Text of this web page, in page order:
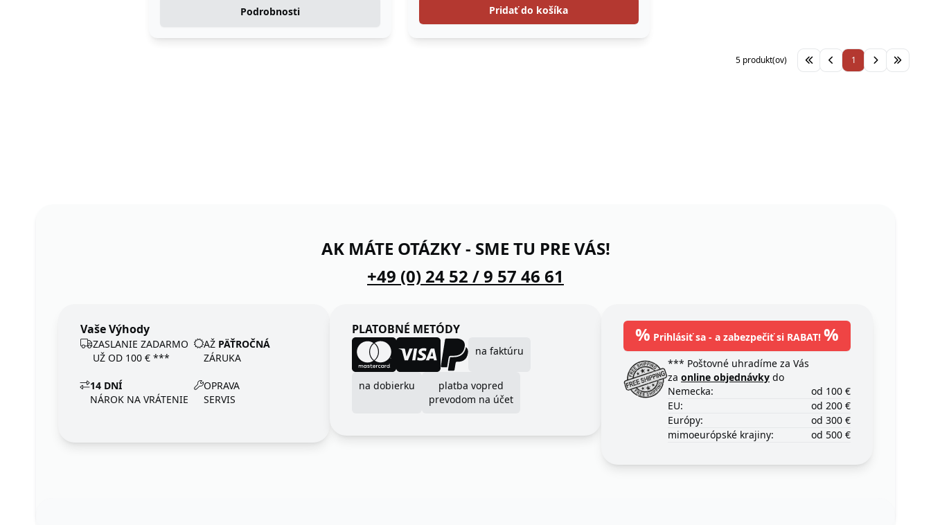
Podrobnosti Pridať do košíka
1
5 produkt(ov)
AK MÁTE OTÁZKY - SME TU PRE VÁS!
+49 (0) 24 52 / 9 57 46 61
Vaše Výhody
ZASLANIE ZADARMO
UŽ OD 100 € ***
AŽ PÄŤROČNÁ
ZÁRUKA
14 DNÍ
NÁROK NA VRÁTENIE
OPRAVA
SERVIS
PLATOBNÉ METÓDY
na faktúru
na dobierku
platba vopred
prevodom na účet
% Prihlásiť sa - a zabezpečiť si RABAT! %
*** Poštovné uhradíme za Vás
za online objednávky do
Nemecka:
od 100 €
EU:
od 200 €
Európy:
od 300 €
mimoeurópské krajiny:
od 500 €